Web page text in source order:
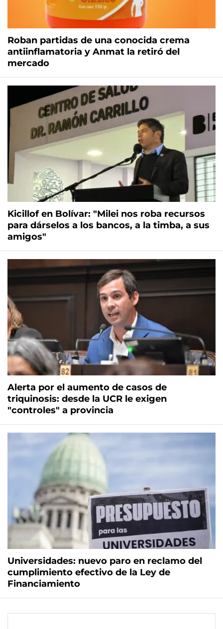
Roban partidas de una conocida crema
antiinflamatoria y Anmat la retiró del
mercado
Kicillof en Bolívar: "Milei nos roba recursos
para dárselos a los bancos, a la timba, a sus
amigos"
Alerta por el aumento de casos de
triquinosis: desde la UCR le exigen
"controles" a provincia
Universidades: nuevo paro en reclamo del
cumplimiento efectivo de la Ley de
Financiamiento